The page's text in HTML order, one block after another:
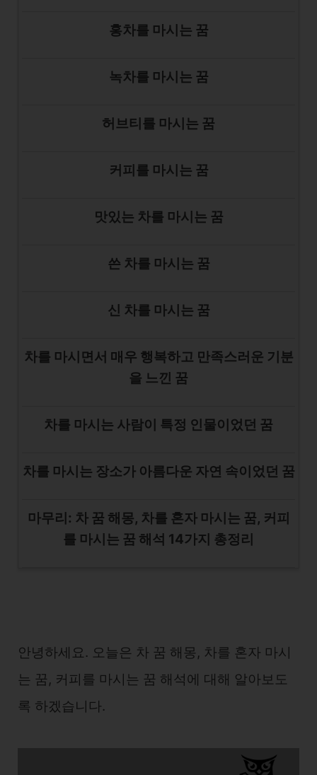
홍차를 마시는 꿈
녹차를 마시는 꿈
허브티를 마시는 꿈
커피를 마시는 꿈
맛있는 차를 마시는 꿈
쓴 차를 마시는 꿈
신 차를 마시는 꿈
차를 마시면서 매우 행복하고 만족스러운 기분
을 느낀 꿈
차를 마시는 사람이 특정 인물이었던 꿈
차를 마시는 장소가 아름다운 자연 속이었던 꿈
마무리: 차 꿈 해몽, 차를 혼자 마시는 꿈, 커피
를 마시는 꿈 해석 14가지 총정리
안녕하세요. 오늘은 차 꿈 해몽, 차를 혼자 마시
는 꿈, 커피를 마시는 꿈 해석에 대해 알아보도
록 하겠습니다.